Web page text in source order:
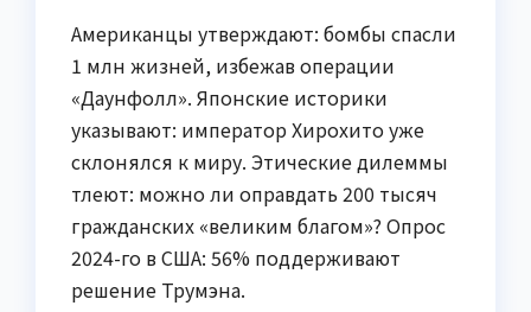
Американцы утверждают: бомбы спасли
1 млн жизней, избежав операции
«Даунфолл». Японские историки
указывают: император Хирохито уже
склонялся к миру. Этические дилеммы
тлеют: можно ли оправдать 200 тысяч
гражданских «великим благом»? Опрос
2024-го в США: 56% поддерживают
решение Трумэна.